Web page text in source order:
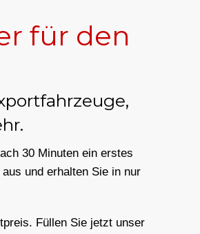
für den
30 Minuten ein erstes
aus und erhalten Sie in nur
Füllen Sie jetzt unser